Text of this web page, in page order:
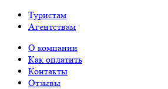
Туристам
Агентствам
О компании
Как оплатить
Контакты
Отзывы